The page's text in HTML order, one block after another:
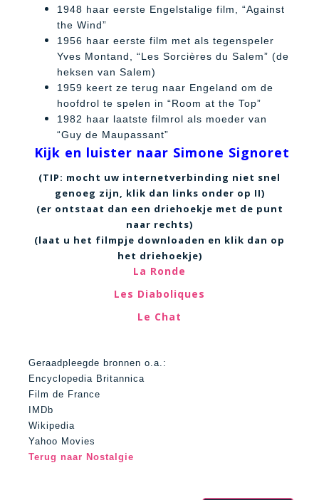
1948 haar eerste Engelstalige film, “Against
the Wind”
1956 haar eerste film met als tegenspeler
Yves Montand, “Les Sorcières du Salem” (de
heksen van Salem)
1959 keert ze terug naar Engeland om de
hoofdrol te spelen in “Room at the Top”
1982 haar laatste filmrol als moeder van
“Guy de Maupassant”
Kijk en luister naar Simone Signoret
(TIP: mocht uw internetverbinding niet snel
genoeg zijn, klik dan links onder op II)
(er ontstaat dan een driehoekje met de punt
naar rechts)
(laat u het filmpje downloaden en klik dan op
het driehoekje)
La Ronde
Les Diaboliques
Le Chat
Geraadpleegde bronnen o.a.:
Encyclopedia Britannica
Film de France
IMDb
Wikipedia
Yahoo Movies
Terug naar Nostalgie